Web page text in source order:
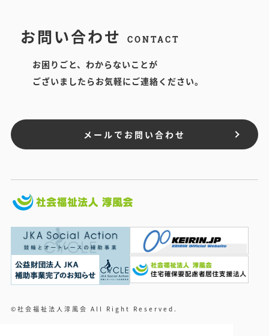
お問い合わせ CONTACT
お困りごと、わからないことが
ございましたらお気軽にご連絡ください。
メールでお問い合わせ
©社会福祉法人淳風会 All Right Reserved.